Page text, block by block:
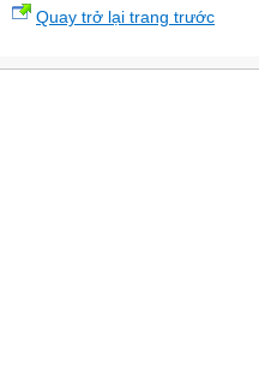
Quay trở lại trang trước